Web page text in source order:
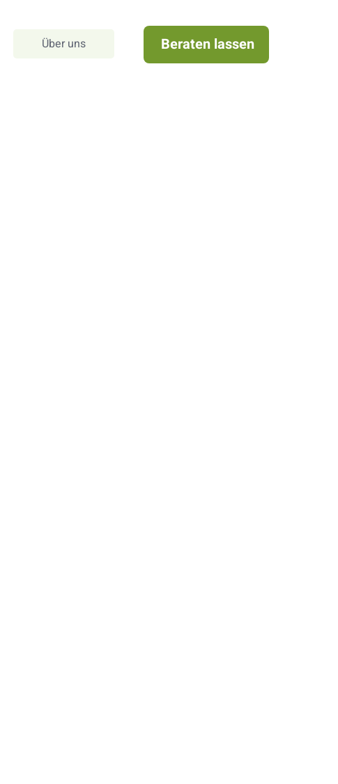
Über uns Beraten lassen